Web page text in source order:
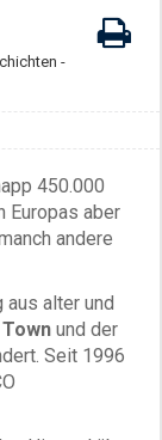
-
450.000
Europas aber
andere
alter und
Town und der
Seit 1996